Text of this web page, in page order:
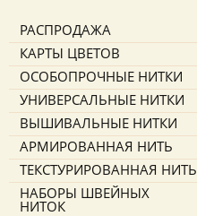
РАСПРОДАЖА
КАРТЫ ЦВЕТОВ
ОСОБОПРОЧНЫЕ НИТКИ
УНИВЕРСАЛЬНЫЕ НИТКИ
ВЫШИВАЛЬНЫЕ НИТКИ
АРМИРОВАННАЯ НИТЬ
ТЕКСТУРИРОВАННАЯ НИТЬ
НАБОРЫ ШВЕЙНЫХ
НИТОК